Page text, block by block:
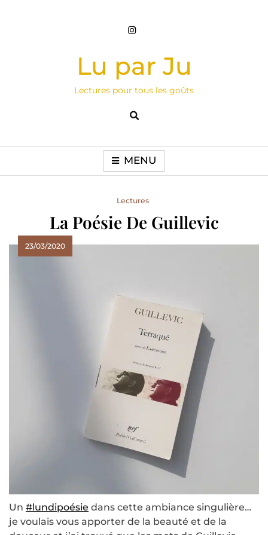
Lu par Ju
Lectures pour tous les goûts
MENU
Lectures
La Poésie De Guillevic
23/03/2020
Un #lundipoésie dans cette ambiance singulière…
je voulais vous apporter de la beauté et de la